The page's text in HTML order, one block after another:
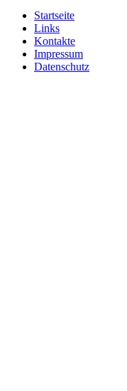
Startseite
Links
Kontakte
Impressum
Datenschutz